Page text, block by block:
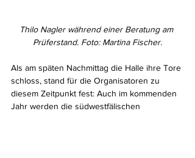
Thilo Nagler während einer Beratung am
Prüferstand. Foto: Martina Fischer.
Als am späten Nachmittag die Halle ihre Tore
schloss, stand für die Organisatoren zu
diesem Zeitpunkt fest: Auch im kommenden
Jahr werden die südwestfälischen